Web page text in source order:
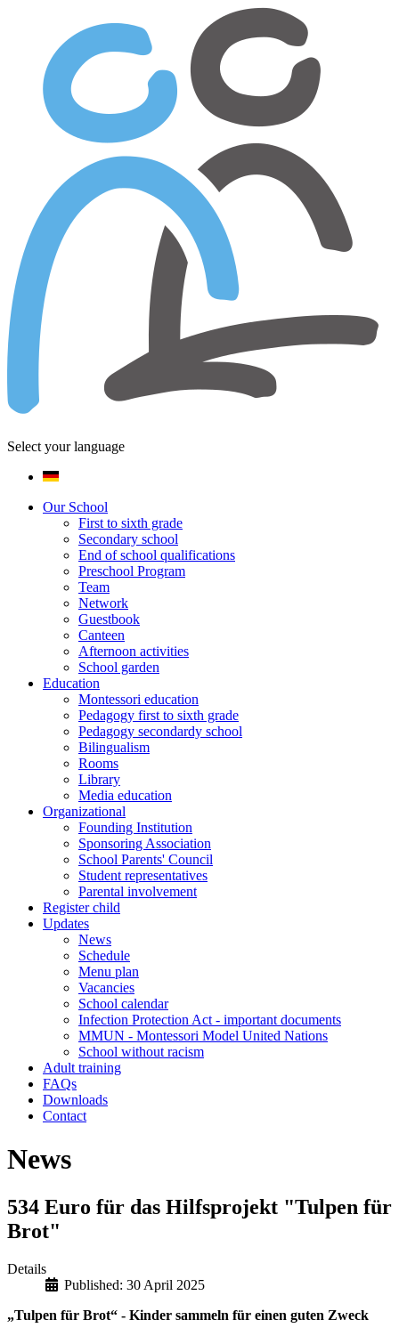
Select your language
Our School
First to sixth grade
Secondary school
End of school qualifications
Preschool Program
Team
Network
Guestbook
Canteen
Afternoon activities
School garden
Education
Montessori education
Pedagogy first to sixth grade
Pedagogy secondardy school
Bilingualism
Rooms
Library
Media education
Organizational
Founding Institution
Sponsoring Association
School Parents' Council
Student representatives
Parental involvement
Register child
Updates
News
Schedule
Menu plan
Vacancies
School calendar
Infection Protection Act - important documents
MMUN - Montessori Model United Nations
School without racism
Adult training
FAQs
Downloads
Contact
News
534 Euro für das Hilfsprojekt "Tulpen für
Brot"
Details
Published: 30 April 2025
„Tulpen für Brot“ - Kinder sammeln für einen guten Zweck